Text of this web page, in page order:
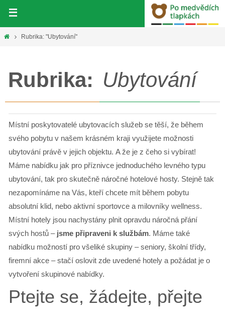
obsahHomeRubrika: "Ubytování"
Rubrika: Ubytování
Místní poskytovatelé ubytovacích služeb se těší, že během
svého pobytu v našem krásném kraji využijete možnosti
ubytování právě v jejich objektu. A že je z čeho si vybírat!
Máme nabídku jak pro příznivce jednoduchého levného typu
ubytování, tak pro skutečně náročné hotelové hosty. Stejně tak
nezapomínáme na Vás, kteří chcete mít během pobytu
absolutní klid, nebo aktivní sportovce a milovníky wellness.
Místní hotely jsou nachystány plnit opravdu náročná přání
svých hostů – jsme připraveni k službám. Máme také
nabídku možností pro všeliké skupiny – seniory, školní třídy,
firemní akce – stačí oslovit zde uvedené hotely a požádat je o
vytvoření skupinové nabídky.
Ptejte se, žádejte, přejte